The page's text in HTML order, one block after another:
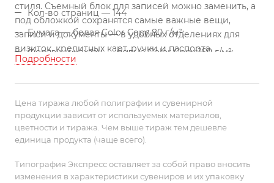
стиля. Съемный блок для записей можно заменить, а
под обложкой сохранятся самые важные вещи,
записи и документы — в удобных отделениях для
визиток, кредитных карт, ручки и паспорта.
Линейку деловых аксессуаров Remini оценят
наборы.
Еженедельник Remini со съемной обложкой-
портфолио из натуральной кожи, репсовым ляссе и
окрашенным срезом обложки в цвет материала.
Блок без календарной сетки:
Кол-во страниц — 144
Бумага — белая Color Copy 80 г/м²;
Форзац и нахзац — белые Color Copy 160 г/м²;
обложке;
Индивидуальная коробка и калька с печатью.
Подробности
Цена тиража любой полиграфии и сувенирной
продукции зависит от используемых материалов,
цветности и тиража. Чем выше тираж тем дешевле
единица продукта (чаще всего).
Типография Экспресс оставляет за собой право вносить
изменения в характеристики сувениров и их упаковку